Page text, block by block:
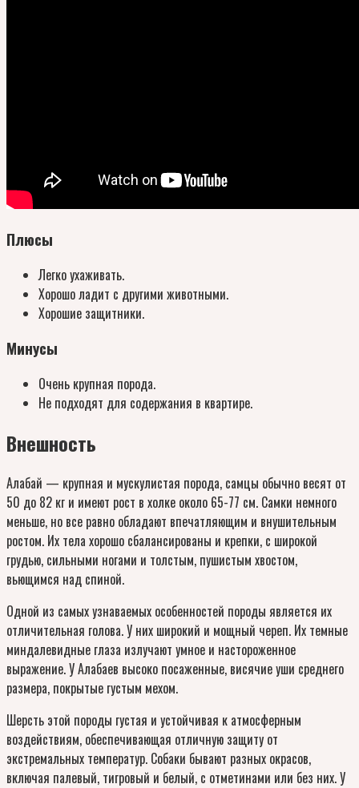
Плюсы
Легко ухаживать.
Хорошо ладит с другими животными.
Хорошие защитники.
Минусы
Очень крупная порода.
Не подходят для содержания в квартире.
Внешность
Алабай — крупная и мускулистая порода, самцы обычно весят от
50 до 82 кг и имеют рост в холке около 65-77 см. Самки немного
меньше, но все равно обладают впечатляющим и внушительным
ростом. Их тела хорошо сбалансированы и крепки, с широкой
грудью, сильными ногами и толстым, пушистым хвостом,
вьющимся над спиной.
Одной из самых узнаваемых особенностей породы является их
отличительная голова. У них широкий и мощный череп. Их темные
миндалевидные глаза излучают умное и настороженное
выражение. У Алабаев высоко посаженные, висячие уши среднего
размера, покрытые густым мехом.
Шерсть этой породы густая и устойчивая к атмосферным
воздействиям, обеспечивающая отличную защиту от
экстремальных температур. Собаки бывают разных окрасов,
включая палевый, тигровый и белый, с отметинами или без них. У